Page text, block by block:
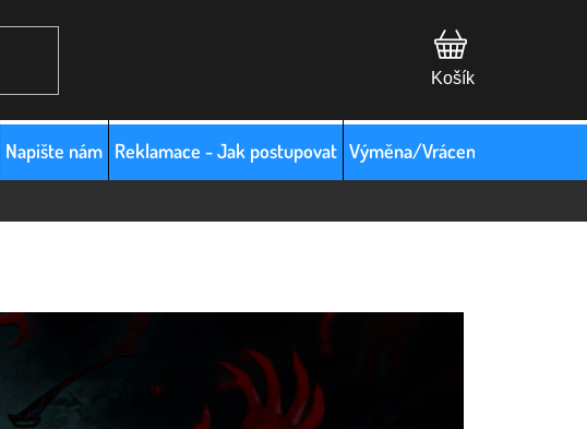
Napište nám Reklamace - Jak postupovat Výměna/Vrácení zboží